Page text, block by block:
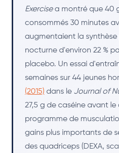
Exercisea montré que 40
consommés 30 minutes
augmentaient la
nocturne d'environ 22 %
placebo. Un essai
semaines sur 44 jeunes
(2015) dans le Journal of
27,5 g de caséine avant
programme de
gains plus importants de
des quadriceps (DEXA,